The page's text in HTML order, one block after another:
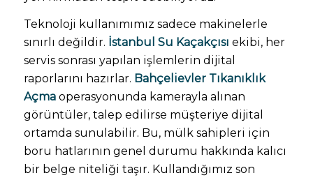
Teknoloji kullanımımız sadece makinelerle
sınırlı değildir. İstanbul Su Kaçakçısı ekibi, her
servis sonrası yapılan işlemlerin dijital
raporlarını hazırlar. Bahçelievler Tıkanıklık
Açmaoperasyonunda kamerayla alınan
görüntüler, talep edilirse müşteriye dijital
ortamda sunulabilir. Bu, mülk sahipleri için
boru hatlarının genel durumu hakkında kalıcı
bir belge niteliği taşır. Kullandığımız son